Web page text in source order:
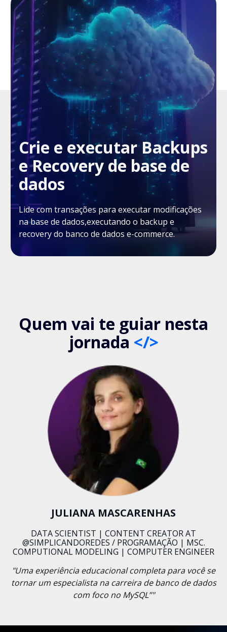
Crie e executar Backups
e Recovery de base de
dados
Lide com transações para executar modificações
na base de dados,executando o backup e
recovery do banco de dados e-commerce.
Quem vai te guiar nesta
jornada </>
JULIANA MASCARENHAS
DATA SCIENTIST | CONTENT CREATOR AT
@SIMPLICANDOREDES / PROGRAMAÇÃO | MSC.
COMPUTIONAL MODELING | COMPUTER ENGINEER
"Uma experiência educacional completa para você se
tornar um especialista na carreira de banco de dados
com foco no MySQL”"